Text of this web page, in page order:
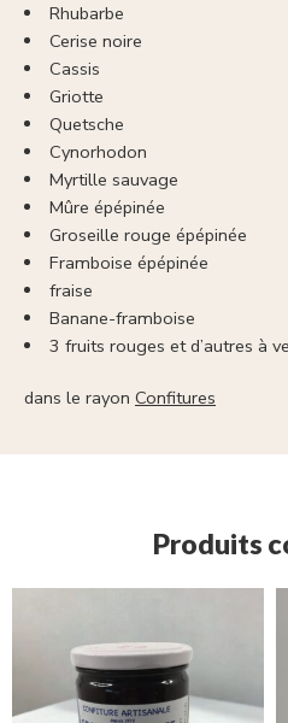
Rhubarbe
Cerise noire
Cassis
Griotte
Quetsche
Cynorhodon
Myrtille sauvage
Mûre épépinée
Groseille rouge épépinée
Framboise épépinée
fraise
Banane-framboise
3 fruits rouges et d’autres à
dans le rayon Confitures
Produits